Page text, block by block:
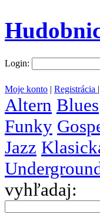
Login:
Moje konto | Registrácia |
Altern Blues
Funky
Jazz
vyhľadaj: